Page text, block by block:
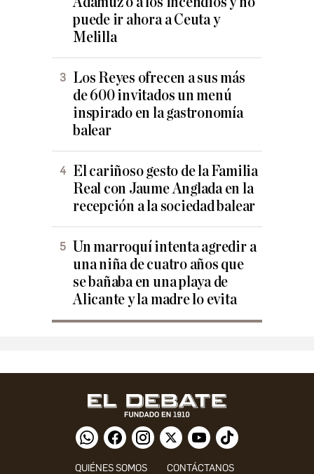
puede ir ahora a Ceuta y
Melilla
Los Reyes ofrecen a sus más
de 600 invitados un menú
inspirado en la gastronomía
balear
El cariñoso gesto de la Familia
Real con Jaume Anglada en la
recepción a la sociedad balear
Un marroquí intenta agredir a
una niña de cuatro años que
se bañaba en una playa de
Alicante y la madre lo evita
QUIÉNES SOMOS CONTÁCTANOS